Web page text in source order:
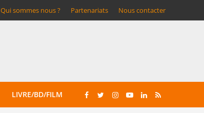
Qui sommes nous ? Partenariats Nous contacter
LIVRE/BD/FILM